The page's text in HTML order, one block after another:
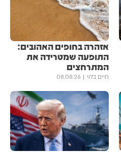
אזהרה בחופים האהובים:
התופעה שמטרידה את
המתרחצים
חיים בלוי 08.08.26